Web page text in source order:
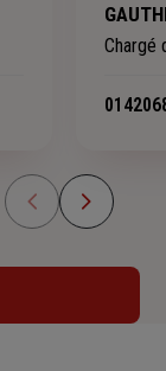
Chargé